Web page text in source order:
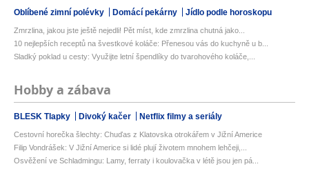
Oblíbené zimní polévky Domácí pekárny Jídlo podle horoskopu
Zmrzlina, jakou jste ještě nejedli! Pět míst, kde zmrzlina chutná jako...
10 nejlepších receptů na švestkové koláče: Přenesou vás do kuchyně u b...
Sladký poklad u cesty: Využijte letní špendlíky do tvarohového koláče,...
Hobby a zábava
BLESK Tlapky Divoký kačer Netflix filmy a seriály
Cestovní horečka šlechty: Chuďas z Klatovska otrokářem v Jižní Americe
Filip Vondrášek: V Jižní Americe si lidé plují životem mnohem lehčeji,...
Osvěžení ve Schladmingu: Lamy, ferraty i koulovačka v létě jsou jen pá...